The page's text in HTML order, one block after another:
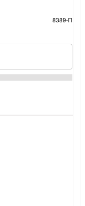
8389-П